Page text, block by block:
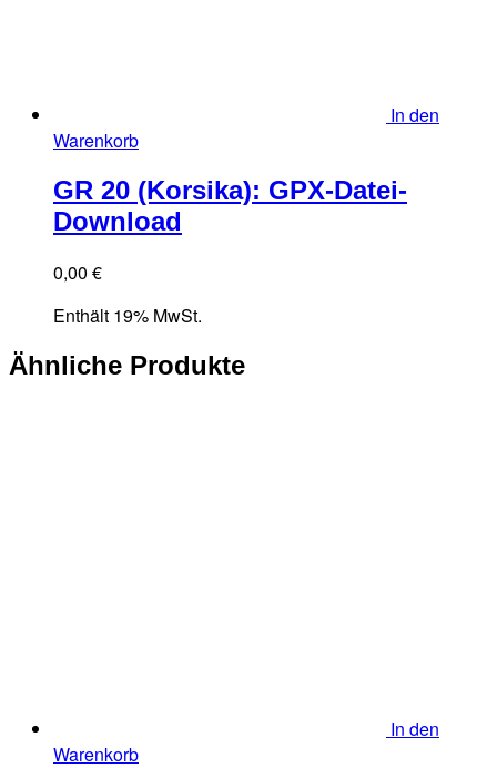
In den
Warenkorb
GR 20 (Korsika): GPX-Datei-
Download
0,00 €
Enthält 19% MwSt.
Ähnliche Produkte
In den
Warenkorb